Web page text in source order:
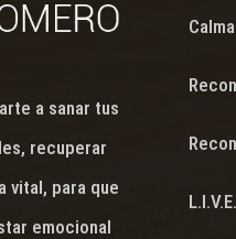
a sanar tus
recuperar
vital, para que
emocional